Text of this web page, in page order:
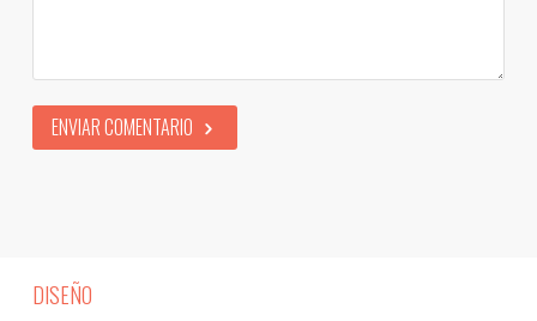
ENVIAR COMENTARIO
DISEÑO